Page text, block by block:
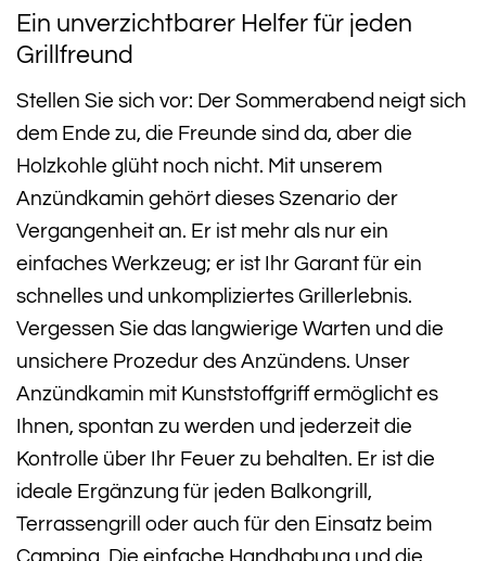
Ein unverzichtbarer Helfer für jeden
Grillfreund
Stellen Sie sich vor: Der Sommerabend neigt sich
dem Ende zu, die Freunde sind da, aber die
Holzkohle glüht noch nicht. Mit unserem
Anzündkamin gehört dieses Szenario der
Vergangenheit an. Er ist mehr als nur ein
einfaches Werkzeug; er ist Ihr Garant für ein
schnelles und unkompliziertes Grillerlebnis.
Vergessen Sie das langwierige Warten und die
unsichere Prozedur des Anzündens. Unser
Anzündkamin mit Kunststoffgriff ermöglicht es
Ihnen, spontan zu werden und jederzeit die
Kontrolle über Ihr Feuer zu behalten. Er ist die
ideale Ergänzung für jeden Balkongrill,
Terrassengrill oder auch für den Einsatz beim
Camping. Die einfache Handhabung und die